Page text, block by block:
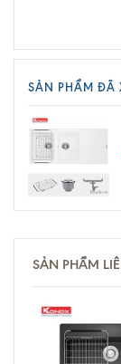
SẢN PHẨM ĐÃ
SẢN PHẨM